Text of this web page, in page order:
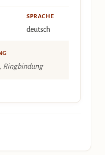
SPRACHE
deutsch
Ringbindung